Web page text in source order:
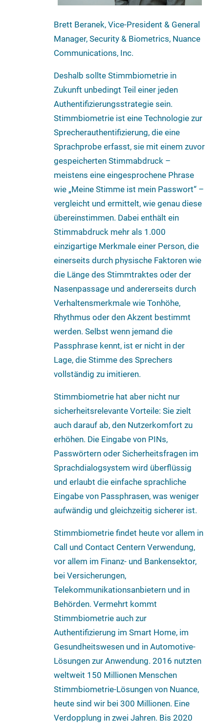
Brett Beranek, Vice-President & General
Manager, Security & Biometrics, Nuance
Communications, Inc.
Deshalb sollte Stimmbiometrie in
Zukunft unbedingt Teil einer jeden
Authentifizierungsstrategie sein.
Stimmbiometrie ist eine Technologie zur
Sprecherauthentifizierung, die eine
Sprachprobe erfasst, sie mit einem zuvor
gespeicherten Stimmabdruck –
meistens eine eingesprochene Phrase
wie „Meine Stimme ist mein Passwort“ –
vergleicht und ermittelt, wie genau diese
übereinstimmen. Dabei enthält ein
Stimmabdruck mehr als 1.000
einzigartige Merkmale einer Person, die
einerseits durch physische Faktoren wie
die Länge des Stimmtraktes oder der
Nasenpassage und andererseits durch
Verhaltensmerkmale wie Tonhöhe,
Rhythmus oder den Akzent bestimmt
werden. Selbst wenn jemand die
Passphrase kennt, ist er nicht in der
Lage, die Stimme des Sprechers
vollständig zu imitieren.
Stimmbiometrie hat aber nicht nur
sicherheitsrelevante Vorteile: Sie zielt
auch darauf ab, den Nutzerkomfort zu
erhöhen. Die Eingabe von PINs,
Passwörtern oder Sicherheitsfragen im
Sprachdialogsystem wird überflüssig
und erlaubt die einfache sprachliche
Eingabe von Passphrasen, was weniger
aufwändig und gleichzeitig sicherer ist.
Stimmbiometrie findet heute vor allem in
Call und Contact Centern Verwendung,
vor allem im Finanz- und Bankensektor,
bei Versicherungen,
Telekommunikationsanbietern und in
Behörden. Vermehrt kommt
Stimmbiometrie auch zur
Authentifizierung im Smart Home, im
Gesundheitswesen und in Automotive-
Lösungen zur Anwendung. 2016 nutzten
weltweit 150 Millionen Menschen
Stimmbiometrie-Lösungen von Nuance,
heute sind wir bei 300 Millionen. Eine
Verdopplung in zwei Jahren. Bis 2020